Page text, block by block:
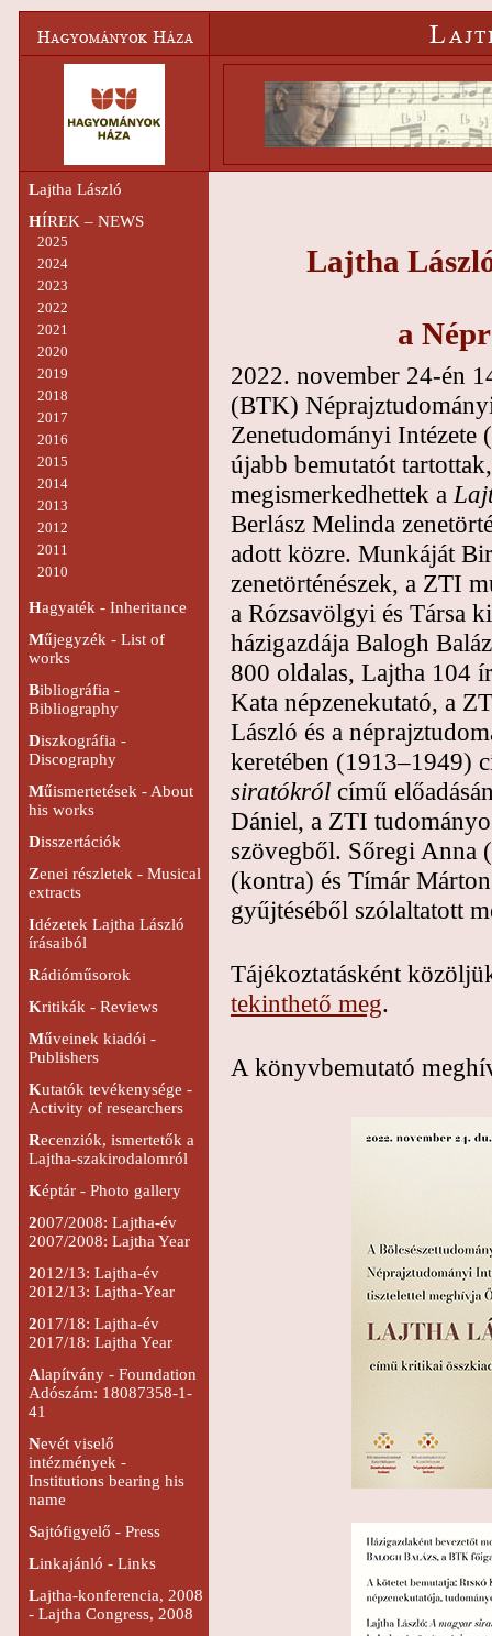
Lajtha László
HÍREK – NEWS
2025
2024
2023
2022
2021
2020
2019
2018
2017
2016
2015
2014
2013
2012
2011
2010
Hagyaték - Inheritance
Műjegyzék - List of
works
Bibliográfia -
Bibliography
Diszkográfia -
Discography
Műismertetések - About
his works
Disszertációk
Zenei részletek - Musical
extracts
Idézetek Lajtha László
írásaiból
Rádióműsorok
Kritikák - Reviews
Műveinek kiadói -
Publishers
Kutatók tevékenysége -
Activity of researchers
Recenziók, ismertetők a
Lajtha-szakirodalomról
Képtár - Photo gallery
2007/2008: Lajtha-év
2007/2008: Lajtha Year
2012/13: Lajtha-év
2012/13: Lajtha-Year
2017/18: Lajtha-év
2017/18: Lajtha Year
Alapítvány - Foundation
Adószám: 18087358-1-
41
Nevét viselő
intézmények -
Institutions bearing his
name
Sajtófigyelő - Press
Linkajánló - Links
Lajtha-konferencia, 2008
- Lajtha Congress, 2008
Lajtha
a
2022. november 24-én
(BTK)
Zenetudományi Intézete
újabb bemutatót
megismerkedhettek a
Berlász Melinda
adott közre. Munkáját
zenetörténészek, a ZTI
a Rózsavölgyi és Társa
házigazdája Balogh
800 oldalas, Lajtha 104
Kata népzenekutató, a
László és a
keretében (1913–1949)
siratókrólcímű
Dániel, a ZTI
szövegből. Sőregi Anna
(kontra) és Tímár
gyűjtéséből szólaltatott
Tájékoztatásként
tekinthető meg.
A könyvbemutató